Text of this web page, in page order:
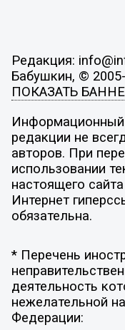
Редакция:
Бабушкин, ©
ПОКАЗАТЬ
Информационный
редакции не
авторов. При
использовании
настоящего
Интернет
обязательна.
* Перечень
деятельность
нежелательной
Федерации: